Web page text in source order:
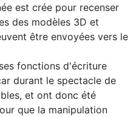
est crée pour recenser
des modèles 3D et
être envoyées vers le
fonctions d'écriture
durant le spectacle de
et ont donc été
que la manipulation